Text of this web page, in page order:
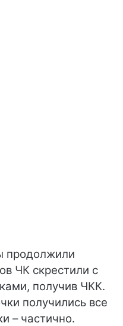
продолжили
ЧК скрестили с
получив ЧКК.
получились все
– частично.